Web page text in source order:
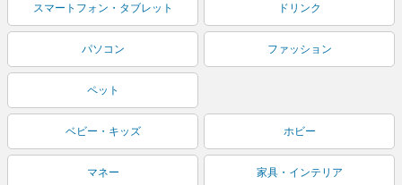
スマートフォン・タブレット ドリンク
パソコン ファッション
ペット
ベビー・キッズ ホビー
マネー 家具・インテリア